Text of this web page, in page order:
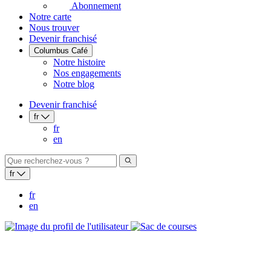
Abonnement
Notre carte
Nous trouver
Devenir franchisé
Columbus Café
Notre histoire
Nos engagements
Notre blog
Devenir franchisé
fr
fr
en
fr
fr
en